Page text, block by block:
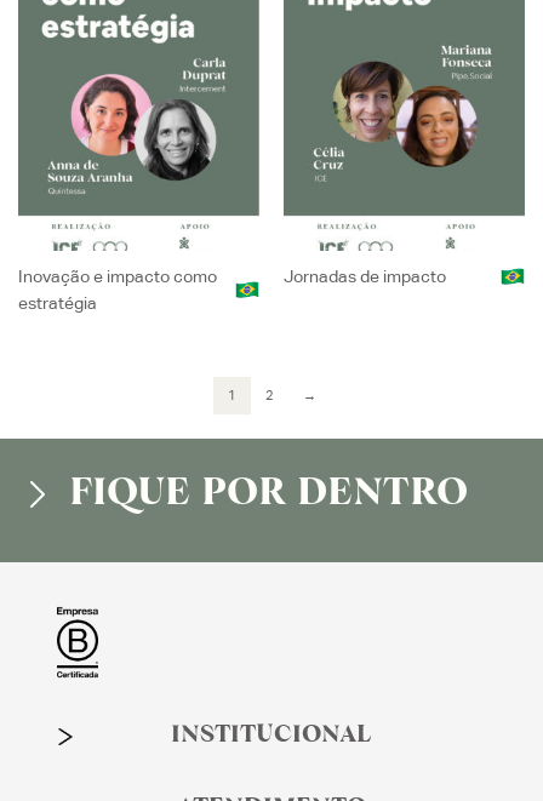
Inovação e impacto como
estratégia
Jornadas de impacto
1 2 →
FIQUE POR DENTRO
INSTITUCIONAL